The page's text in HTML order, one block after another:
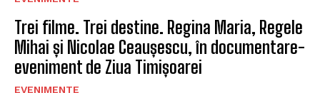
Trei filme. Trei destine. Regina Maria, Regele
Mihai și Nicolae Ceaușescu, în documentare-
eveniment de Ziua Timișoarei
EVENIMENTE